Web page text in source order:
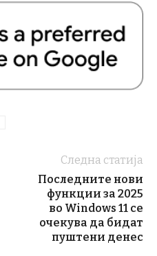
Следна статија
Последните нови
функции за 2025
во Windows 11 се
очекува да бидат
пуштени денес